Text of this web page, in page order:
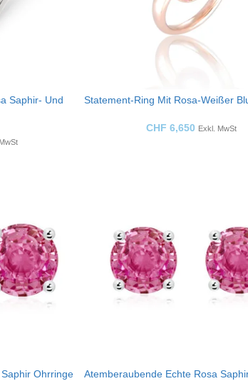
Saphir- Und
Statement-Ring Mit Rosa-Weißer
CHF 6,650 Exkl. MwSt
Ohrringe
Atemberaubende Echte Rosa